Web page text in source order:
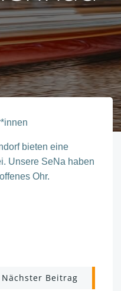
bieten eine
Unsere SeNa haben
Ohr.
Nächster Beitrag